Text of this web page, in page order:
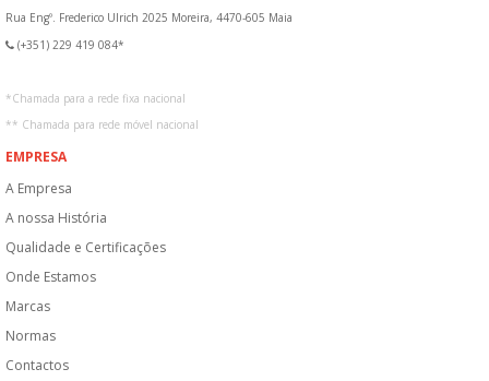
Rua Engº. Frederico Ulrich 2025 Moreira, 4470-605 Maia
(+351) 229 419 084*
*Chamada para a rede fixa nacional
** Chamada para rede móvel nacional
EMPRESA
A Empresa
A nossa História
Qualidade e Certificações
Onde Estamos
Marcas
Normas
Contactos